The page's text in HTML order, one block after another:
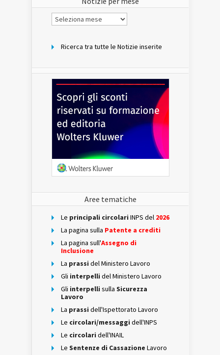
Notizie
per
Ricerca tra tutte le Notizie inserite
Aree tematiche
Le principali circolari INPS del 2026
La pagina sulla Patente a crediti
La pagina sull'Assegno di
Inclusione
La prassi del Ministero Lavoro
Gli interpelli del Ministero Lavoro
Gli interpelli sulla Sicurezza
Lavoro
La prassi dell'Ispettorato Lavoro
Le circolari/messaggi dell'INPS
Le circolari dell'INAIL
Le Sentenze di Cassazione Lavoro